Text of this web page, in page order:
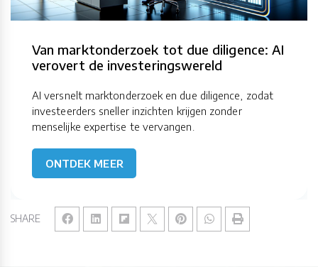
SHARE
Van marktonderzoek tot due diligence: AI
verovert de investeringswereld
AI versnelt marktonderzoek en due diligence, zodat
investeerders sneller inzichten krijgen zonder
menselijke expertise te vervangen.
ONTDEK MEER